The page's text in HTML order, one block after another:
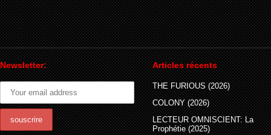
Newsletter: Articles récents
THE FURIOUS (2026)
COLONY (2026)
LECTEUR OMNISCIENT: La
Prophétie (2025)